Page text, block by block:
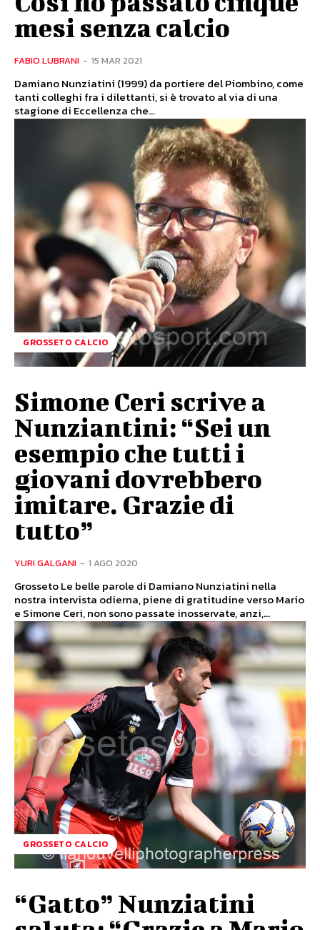
mesi senza calcio
FABIO LUBRANI - 15 MAR 2021
Damiano Nunziatini (1999) da portiere del Piombino, come
tanti colleghi fra i dilettanti, si è trovato al via di una
stagione di Eccellenza che...
GROSSETO CALCIO
Simone Ceri scrive a
Nunziantini: “Sei un
esempio che tutti i
giovani dovrebbero
imitare. Grazie di
tutto”
YURI GALGANI - 1 AGO 2020
Grosseto Le belle parole di Damiano Nunziatini nella
nostra intervista odierna, piene di gratitudine verso Mario
e Simone Ceri, non sono passate inosservate, anzi,...
GROSSETO CALCIO
“Gatto” Nunziatini